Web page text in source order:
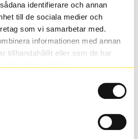
identifierare och annan
till de sociala medier och
som vi samarbetar med.
informationen med annan
tillhandahållit eller som de har
min bil?
för att se om det däck du
Om du köper däck som skall
fälgar, se till att kolla en extra
bytts ut under årens lopp och
som bilen hade ut från